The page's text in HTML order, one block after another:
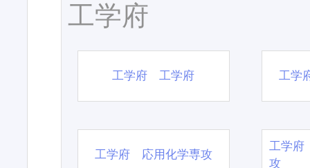
工学府
工学府 工学府 工学
工学府 応用化学専攻
工学府
攻